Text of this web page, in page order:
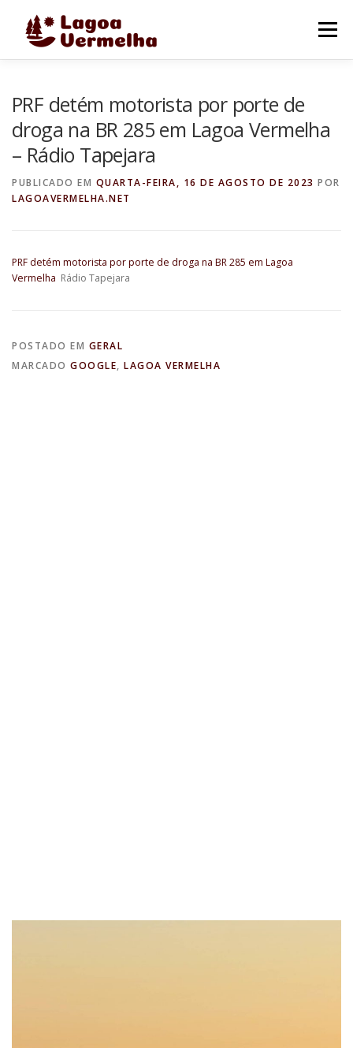
Menu
FALE CONOSCO
PRF detém motorista por porte de
droga na BR 285 em Lagoa Vermelha
– Rádio Tapejara
PUBLICADO EM QUARTA-FEIRA, 16 DE AGOSTO DE 2023 POR
LAGOAVERMELHA.NET
PRF detém motorista por porte de droga na BR 285 em Lagoa
Vermelha Rádio Tapejara
POSTADO EM GERAL
MARCADO GOOGLE, LAGOA VERMELHA